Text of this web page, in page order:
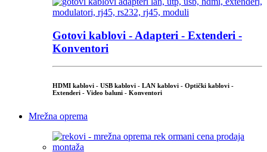
Gotovi kablovi - Adapteri - Extenderi -
Konventori
HDMI kablovi - USB kablovi - LAN kablovi - Optički kablovi -
Extenderi - Video baluni - Konventori
Mrežna oprema